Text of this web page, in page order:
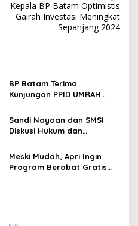
Kepala BP Batam Optimistis
Gairah Investasi Meningkat
Sepanjang 2024
BP Batam Terima
Kunjungan PPID UMRAH
Diskusi Pelayanan
Informasi Publik
Sandi Nayoan dan SMSI
Diskusi Hukum dan
Media
Meski Mudah, Apri Ingin
Program Berobat Gratis